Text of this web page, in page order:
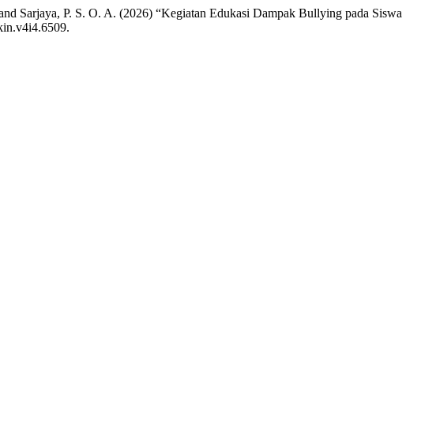
Sarjaya, P. S. O. A. (2026) “Kegiatan Edukasi Dampak Bullying pada Siswa